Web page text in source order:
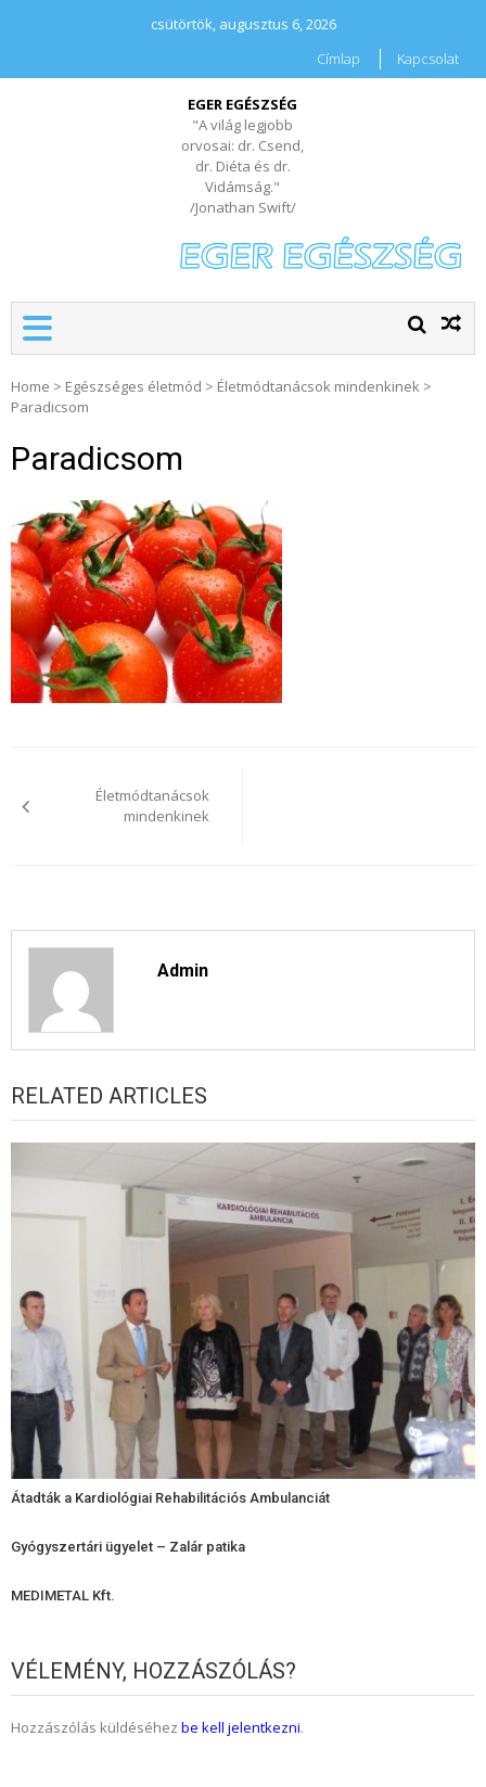
csütörtök, augusztus 6, 2026
Címlap
Kapcsolat
EGER EGÉSZSÉG
"A világ legjobb
orvosai: dr. Csend,
dr. Diéta és dr.
Vidámság."
/Jonathan Swift/
Home > Egészséges életmód > Életmódtanácsok mindenkinek >
Paradicsom
Paradicsom
navigációÉletmódtanácsok
mindenkinek
Admin
RELATED ARTICLES
Átadták a Kardiológiai Rehabilitációs Ambulanciát
Gyógyszertári ügyelet – Zalár patika
MEDIMETAL Kft.
VÉLEMÉNY, HOZZÁSZÓLÁS?
Hozzászólás küldéséhez be kell jelentkezni.